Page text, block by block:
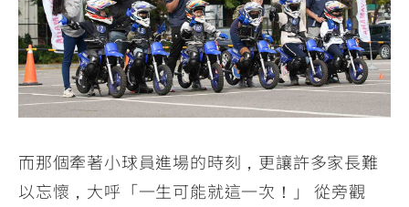
而那個牽著小球員進場的時刻，更讓許多家長難
以忘懷，大呼「一生可能就這一次！」 從旁觀